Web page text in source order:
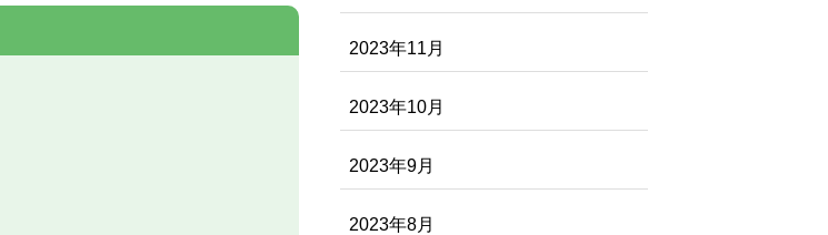
2023年11月
2023年10月
2023年9月
2023年8月